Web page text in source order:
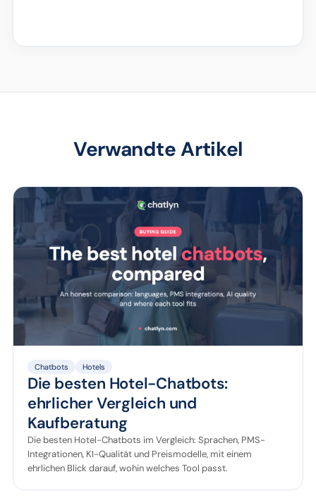
Verwandte Artikel
Chatbots Hotels
Die besten Hotel-Chatbots:
ehrlicher Vergleich und
Kaufberatung
Die besten Hotel-Chatbots im Vergleich: Sprachen, PMS-
Integrationen, KI-Qualität und Preismodelle, mit einem
ehrlichen Blick darauf, wohin welches Tool passt.